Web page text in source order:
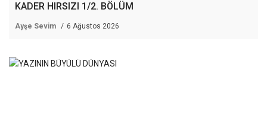
KADER HIRSIZI 1/2. BÖLÜM
Ayşe Sevim 6 Ağustos 2026